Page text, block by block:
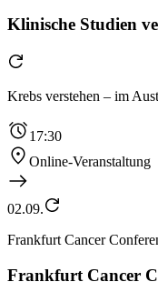
Klinische Studien
Krebs verstehen – im
17:30
Online-Veranstaltung
02.09.
Frankfurt Cancer
Frankfurt Cancer